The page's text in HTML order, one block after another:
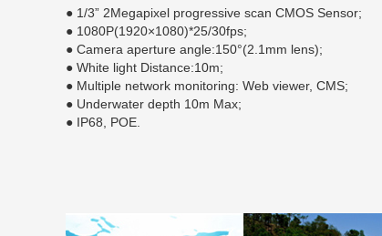
● 1/3” 2Megapixel progressive scan CMOS Sensor;
● 1080P(1920×1080)*25/30fps;
● Camera aperture angle:150°(2.1mm lens);
● White light Distance:10m;
● Multiple network monitoring: Web viewer, CMS;
● Underwater depth 10m Max;
● IP68, POE.